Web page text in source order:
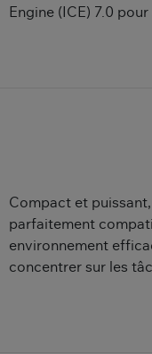
Engine (ICE) 7.0
Compact et
parfaitement
environnement
concentrer sur les